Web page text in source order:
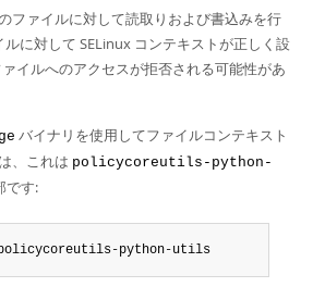
ファイルに対して読取りおよび書込みを行
に対して SELinux コンテキストが正しく設
イルへのアクセスが拒否される可能性があ
バイナリを使用してファイルコンテキスト
、これは policycoreutils-python-
です:
python-utils